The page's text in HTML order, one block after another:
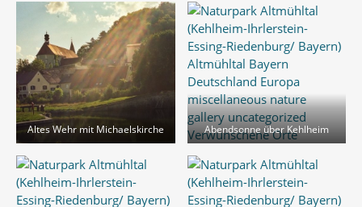
Altes Wehr mit Michaelskirche Abendsonne über Kehlheim